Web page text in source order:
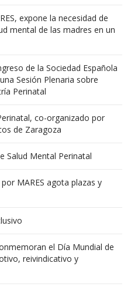
expone la necesidad de
mental de las madres en un
de la Sociedad Española
Sesión Plenaria sobre
Perinatal
co-organizado por
de Zaragoza
Salud Mental Perinatal
MARES agota plazas y
el Día Mundial de
reivindicativo y